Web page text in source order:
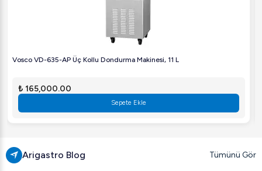
Vosco VD-635-AP Üç Kollu Dondurma Makinesi, 11 L
₺ 165,000.00
Sepete Ekle
Arigastro Blog Tümünü Gör